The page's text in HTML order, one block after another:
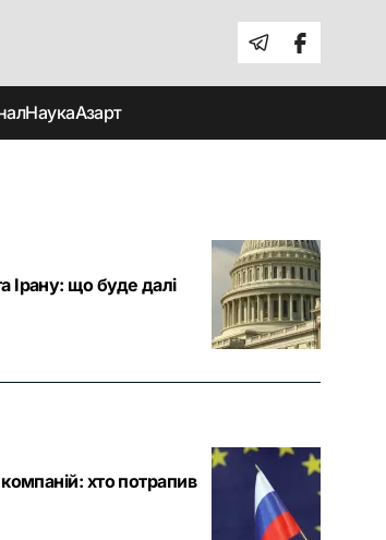
НаукаАзарт
Ірану: що буде далі
хто потрапив